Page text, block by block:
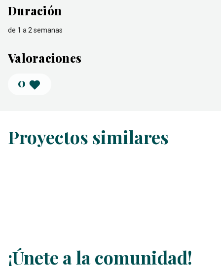
Duración
de 1 a 2 semanas
Valoraciones
0
Proyectos similares
¡Únete a la comunidad!